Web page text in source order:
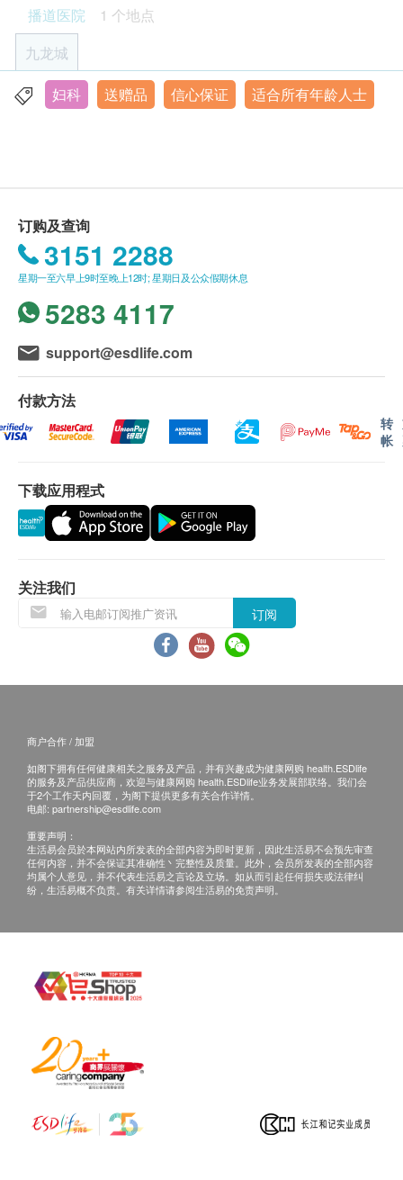
3 基本项目
基本健康评估
血压、心肺及腹部
血液检查
嗜碱性白血球百份比
嗜酸性白血球百份比
淋巴球百份比
红细胞平均血红素
红血球平均血红素浓度
单核白血球百份比
嗜中性白血球百份比
红血球计数
红血球压积量
紅血球平均體積
血红蛋白
泌尿情况
小便酮
小便酸碱度
小便红细胞
小便比重
小便亚硝酸盐
小便蛋白
小便白血球
小便上皮细胞
小便葡萄糖
报告
医生讲解报告
HK$250.0
高靈敏度心肌鈣蛋白
HK$470.0
主要用来检测血液中乙型肝炎病毒的数量，以评估病毒的活跃
HK$1,100.0
维化命D, 总计
HK$340.0
性病病原体基因检测
豚凉体, 单纯疱疹病毒一型及二型, 阴道鞭毛滴虫
HK$800.0
包括：铁、总铁结合量、血红素成份分析
HK$920.0
所预订的指定检查日期和时间，亲临本院进行检查或
接受服务便可。
年龄
身体检查计划只适用于18岁或以上之人士(注：个别计
客户必须于有效期内接受有关检查，并须于有效期完
结前至少一个月预约相关检查，逾期作废，并不设退
款。
领取身体检查报告
本院的检查服务已包括检查前后的医生评估费用。一
般情况下，本院会相约客户在14个工作天(不包括星期
六、日及公众假期) 后回来本院领取检查报告。
注：轮侯报告讲解时间会因应不同情况(如个别化验项
生发现化验报告有异常状况，将尽快通知客户，以作
即时跟进。
领取方式：客户需亲身前往本院领取检查报告，并由
条款及细则：
1. 客户必须于进行体检后八个星期内领取检查报告，
否则将需要额外支付医生评估费用（星期一至六:
院将不设后补、改期或退款安排。
3. 客户如需额外索取报告复印本，本院将另收取行政
费用。
查询：
如客户有其他查询，请致电2711 5222 与本院门诊部
职员联络或致电31518813 / Whatsapp 52834117联络
播道医院
1 个地点
九龙城
香港九龙亚皆老街222号
妇科 送赠品 信心保证 适合所有年龄人士
订购及查询
3151 2288
星期一至六早上9时至晚上12时; 星期日及公众假期休息
5283 4117
support@esdlife.com
付款方法
转
帐
下载应用程式
关注我们
订阅
商户合作 / 加盟
如阁下拥有任何健康相关之服务及产品，并有兴趣成为健康网购 health.ESDlife
的服务及产品供应商，欢迎与健康网购 health.ESDlife业务发展部联络。我们会
于2个工作天内回覆，为阁下提供更多有关合作详情。
电邮: partnership@esdlife.com
重要声明：
生活易会员於本网站内所发表的全部内容为即时更新，因此生活易不会预先审查
任何内容，并不会保证其准确性丶完整性及质量。此外，会员所发表的全部内容
均属个人意见，并不代表生活易之言论及立场。如从而引起任何损失或法律纠
纷，生活易概不负责。有关详情请参阅生活易的免责声明。